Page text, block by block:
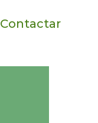
Contactar